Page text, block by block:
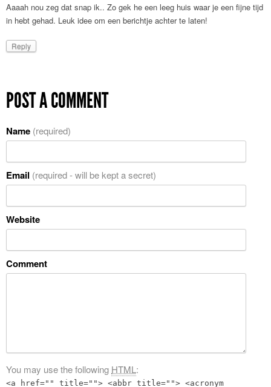
Aaaah nou zeg dat snap ik.. Zo gek he een leeg huis waar je een fijne tijd
in hebt gehad. Leuk idee om een berichtje achter te laten!
Reply
POST A COMMENT
Name (required)
Email (required - will be kept a secret)
Website
Comment
You may use the following HTML:
<a href="" title=""> <abbr title=""> <acronym